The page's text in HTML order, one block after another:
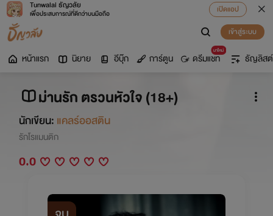
Tunwalai ธัญวลัย
เพื่อประสบการณ์ที่ดีกว่าบนมือถือ
เปิดแอป
เข้าสู่ระบบ
หน้าแรก นิยาย อีบุ๊ก การ์ตูน
มาใหม่
ดรีมแชท ธัญลิสต์
ม่านรัก ตรวนหัวใจ (18+)
นักเขียน: แคลร์ออสติน
รักโรแมนติก
0.0